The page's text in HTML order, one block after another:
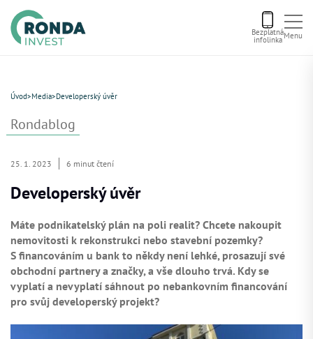
Letní bonus
Aktuální nabídka
O nás
Financování
Kontakt
Bezplatná
infolinka Menu
Úvod>Media>Developerský úvěr
Rondablog
25. 1. 2023 6 minut čtení
Developerský úvěr
Máte podnikatelský plán na poli realit? Chcete nakoupit
nemovitosti k rekonstrukci nebo stavební pozemky?
S financováním u bank to někdy není lehké, prosazují své
obchodní partnery a značky, a vše dlouho trvá. Kdy se
vyplatí a nevyplatí sáhnout po nebankovním financování
pro svůj developerský projekt?